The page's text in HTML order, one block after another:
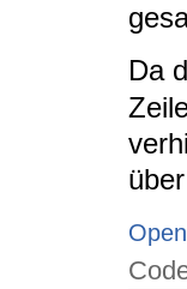
Da